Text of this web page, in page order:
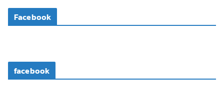
โ
Facebook
facebook